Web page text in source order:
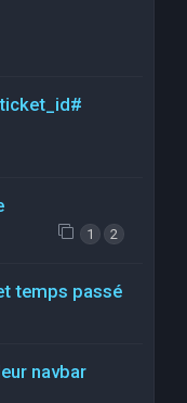
1 2
temps passé
navbar